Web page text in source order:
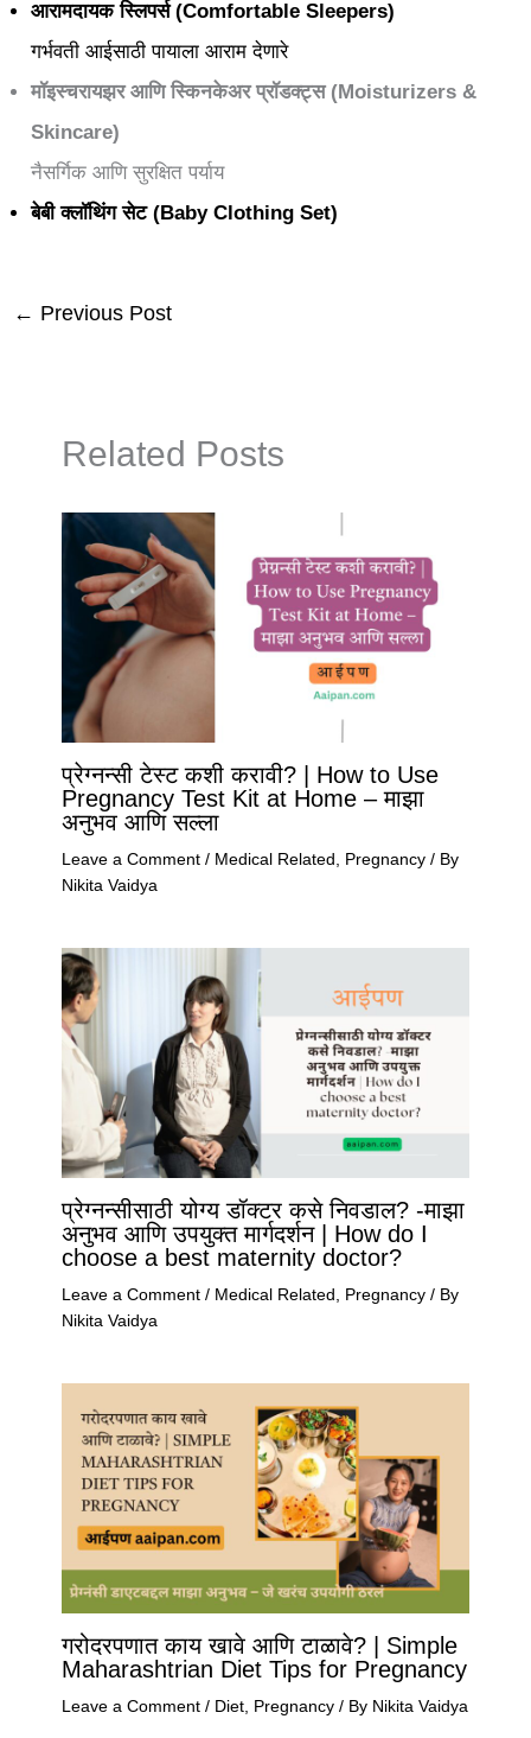
आरामदायक स्लिपर्स (Comfortable Sleepers)
गर्भवती आईसाठी पायाला आराम देणारे
मॉइस्चरायझर आणि स्किनकेअर प्रॉडक्ट्स (Moisturizers &
Skincare)
नैसर्गिक आणि सुरक्षित पर्याय
बेबी क्लॉथिंग सेट (Baby Clothing Set)
← Previous Post
Related Posts
प्रेग्नन्सी टेस्ट कशी करावी? | How to Use
Pregnancy Test Kit at Home – माझा
अनुभव आणि सल्ला
Leave a Comment / Medical Related, Pregnancy/ By
Nikita Vaidya
प्रेग्नन्सीसाठी योग्य डॉक्टर कसे निवडाल? -माझा
अनुभव आणि उपयुक्त मार्गदर्शन | How do I
choose a best maternity doctor?
Leave a Comment / Medical Related Pregnancy/ By
Nikita Vaidya
गरोदरपणात काय खावे आणि टाळावे? | Simple
Maharashtrian Diet Tips for Pregnancy
Leave a Comment / Diet, Pregnancy/ By Nikita Vaidya